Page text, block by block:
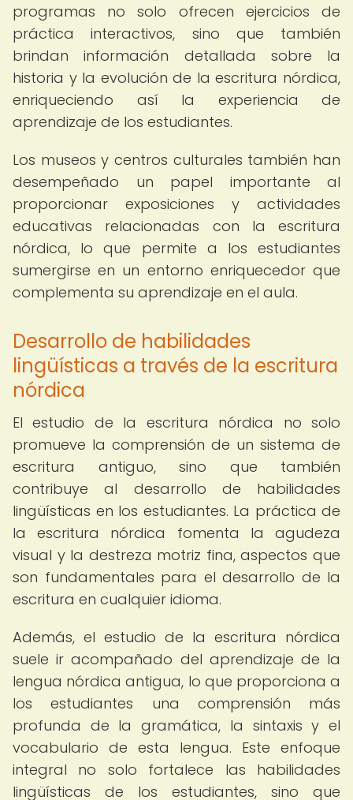
programas no solo ofrecen ejercicios de
práctica interactivos, sino que también
brindan información detallada sobre la
historia y la evolución de la escritura nórdica,
enriqueciendo así la experiencia de
aprendizaje de los estudiantes.
Los museos y centros culturales también han
desempeñado un papel importante al
proporcionar exposiciones y actividades
educativas relacionadas con la escritura
nórdica, lo que permite a los estudiantes
sumergirse en un entorno enriquecedor que
complementa su aprendizaje en el aula.
Desarrollo de habilidades
lingüísticas a través de la escritura
nórdica
El estudio de la escritura nórdica no solo
promueve la comprensión de un sistema de
escritura antiguo, sino que también
contribuye al desarrollo de habilidades
lingüísticas en los estudiantes. La práctica de
la escritura nórdica fomenta la agudeza
visual y la destreza motriz fina, aspectos que
son fundamentales para el desarrollo de la
escritura en cualquier idioma.
Además, el estudio de la escritura nórdica
suele ir acompañado del aprendizaje de la
lengua nórdica antigua, lo que proporciona a
los estudiantes una comprensión más
profunda de la gramática, la sintaxis y el
vocabulario de esta lengua. Este enfoque
integral no solo fortalece las habilidades
lingüísticas de los estudiantes, sino que